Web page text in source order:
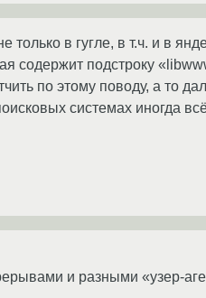
в гугле, в т.ч. и в
содержит подстроку
по этому поводу, а то
системах иногда
и разными «узер-